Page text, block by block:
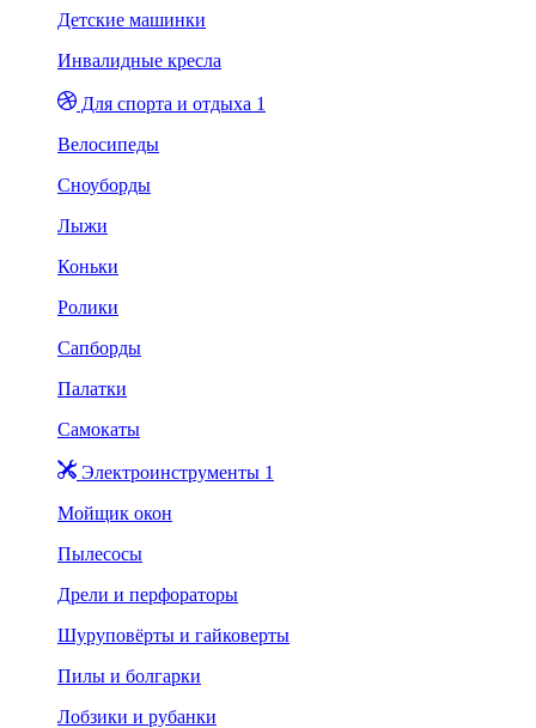
Детские машинки
Инвалидные кресла
Для спорта и отдыха 1
Велосипеды
Сноуборды
Лыжи
Коньки
Ролики
Сапборды
Палатки
Самокаты
Электроинструменты 1
Мойщик окон
Пылесосы
Дрели и перфораторы
Шуруповёрты и гайковерты
Пилы и болгарки
Лобзики и рубанки